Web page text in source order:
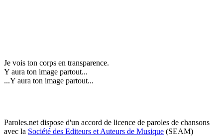
Je vois ton corps en transparence.
Y aura ton image partout...
...Y aura ton image partout...
Paroles.net dispose d'un accord de licence de paroles de chansons
avec la Société des Editeurs et Auteurs de Musique (SEAM)